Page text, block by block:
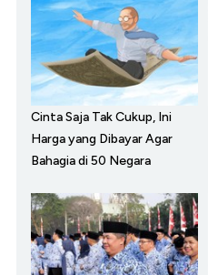
Cinta Saja Tak Cukup, Ini
Harga yang Dibayar Agar
Bahagia di 50 Negara